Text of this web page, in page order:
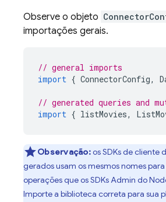
Observe o objeto
importações gerais.
// general imports
import { ConnectorConfig,
// generated queries and
import { listMovies,
Observação:os SDKs de cliente
gerados usam os mesmos nomes
operações que os SDKs Admin do
Importe a biblioteca correta para sua